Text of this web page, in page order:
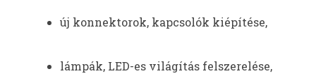
új konnektorok, kapcsolók kiépítése,
lámpák, LED-es világítás felszerelése,